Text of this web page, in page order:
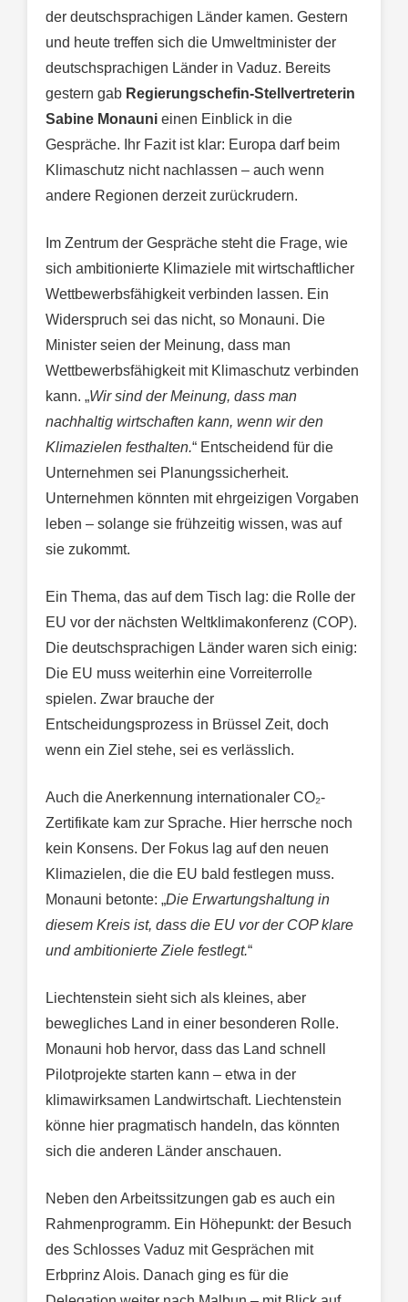
der deutschsprachigen Länder kamen. Gestern
und heute treffen sich die Umweltminister der
deutschsprachigen Länder in Vaduz. Bereits
gestern gab Regierungschefin-Stellvertreterin
Sabine Monauni einen Einblick in die
Gespräche. Ihr Fazit ist klar: Europa darf beim
Klimaschutz nicht nachlassen – auch wenn
andere Regionen derzeit zurückrudern.
Im Zentrum der Gespräche steht die Frage, wie
sich ambitionierte Klimaziele mit wirtschaftlicher
Wettbewerbsfähigkeit verbinden lassen. Ein
Widerspruch sei das nicht, so Monauni. Die
Minister seien der Meinung, dass man
Wettbewerbsfähigkeit mit Klimaschutz verbinden
kann. „Wir sind der Meinung, dass man
nachhaltig wirtschaften kann, wenn wir den
Klimazielen festhalten.“ Entscheidend für die
Unternehmen sei Planungssicherheit.
Unternehmen könnten mit ehrgeizigen Vorgaben
leben – solange sie frühzeitig wissen, was auf
sie zukommt.
Ein Thema, das auf dem Tisch lag: die Rolle der
EU vor der nächsten Weltklimakonferenz (COP).
Die deutschsprachigen Länder waren sich einig:
Die EU muss weiterhin eine Vorreiterrolle
spielen. Zwar brauche der
Entscheidungsprozess in Brüssel Zeit, doch
wenn ein Ziel stehe, sei es verlässlich.
Auch die Anerkennung internationaler CO₂-
Zertifikate kam zur Sprache. Hier herrsche noch
kein Konsens. Der Fokus lag auf den neuen
Klimazielen, die die EU bald festlegen muss.
Monauni betonte: „Die Erwartungshaltung in
diesem Kreis ist, dass die EU vor der COP klare
und ambitionierte Ziele festlegt.“
Liechtenstein sieht sich als kleines, aber
bewegliches Land in einer besonderen Rolle.
Monauni hob hervor, dass das Land schnell
Pilotprojekte starten kann – etwa in der
klimawirksamen Landwirtschaft. Liechtenstein
könne hier pragmatisch handeln, das könnten
sich die anderen Länder anschauen.
Neben den Arbeitssitzungen gab es auch ein
Rahmenprogramm. Ein Höhepunkt: der Besuch
des Schlosses Vaduz mit Gesprächen mit
Erbprinz Alois. Danach ging es für die